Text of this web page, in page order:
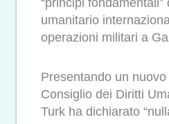
“principi fondamentali”
umanitario
operazioni militari a
Presentando un
Consiglio dei Diritti
Turk ha dichiarato